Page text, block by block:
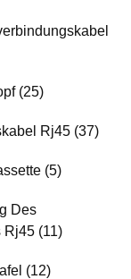
(25)
Rj45 (37)
(5)
Des
Rj45 (11)
(12)